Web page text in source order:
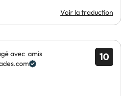
Voir la traduction
10
avec amis